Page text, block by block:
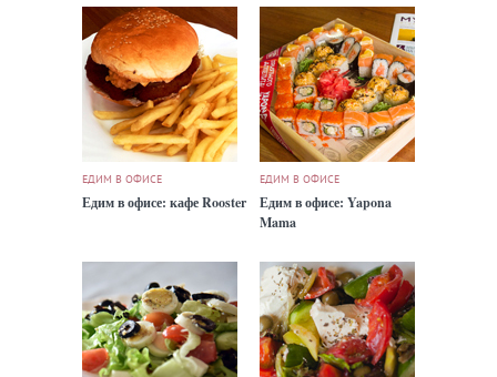
ЕДИМ В ОФИСЕ
Едим в офисе: кафе Rooster
ЕДИМ В ОФИСЕ
Едим в офисе: Yapona
Mama